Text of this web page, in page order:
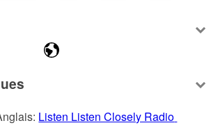
Listen Listen Closely Radio